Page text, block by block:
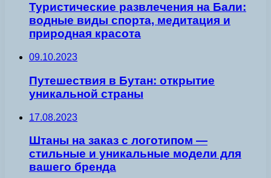
Туристические развлечения на Бали:
водные виды спорта, медитация и
природная красота
09.10.2023
Путешествия в Бутан: открытие
уникальной страны
17.08.2023
Штаны на заказ с логотипом —
стильные и уникальные модели для
вашего бренда